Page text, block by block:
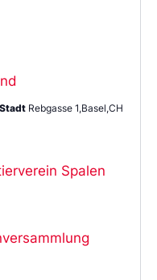
Rebgasse 1,Basel,CH
Spalen